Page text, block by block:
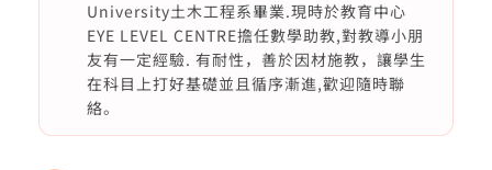
University土木工程系畢業.現時於教育中心
EYE LEVEL CENTRE擔任數學助教,對教導小朋
友有一定經驗. 有耐性，善於因材施教，讓學生
在科目上打好基礎並且循序漸進,歡迎隨時聯
絡。